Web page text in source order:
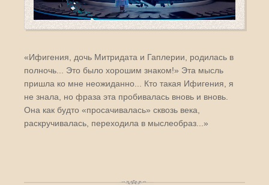
«Ифигения, дочь Митридата и Гаплерии, родилась в
полночь... Это было хорошим знаком!» Эта мысль
пришла ко мне неожиданно... Кто такая Ифигения, я
не знала, но фраза эта пробивалась вновь и вновь.
Она как будто «просачивалась» сквозь века,
раскручивалась, переходила в мыслеобраз...»